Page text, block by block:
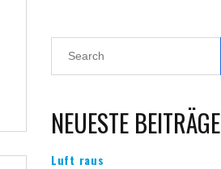
NEUESTE BEITRÄGE
Luft raus